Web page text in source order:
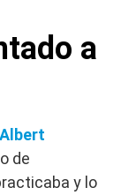
a
Albert
de
y lo